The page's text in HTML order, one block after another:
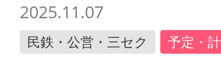
2025.11.07
民鉄・公営・三セク 予定・